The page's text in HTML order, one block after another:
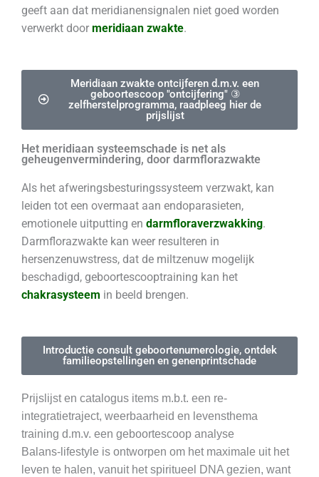
geeft aan dat meridianensignalen niet goed worden
verwerkt door meridiaan zwakte.
Meridiaan zwakte ontcijferen d.m.v. een
geboortescoop "ontcijfering" ③
zelfherstelprogramma, raadpleeg hier de
prijslijst
Het meridiaan systeemschade is net als
geheugenvermindering, door darmflorazwakte
Als het afweringsbesturingssysteem verzwakt, kan
leiden tot een overmaat aan endoparasieten,
emotionele uitputting en darmfloraverzwakking.
Darmflorazwakte kan weer resulteren in
hersenzenuwstress, dat de miltzenuw mogelijk
beschadigd, geboortescooptraining kan het
chakrasysteem in beeld brengen.
Introductie consult geboortenumerologie, ontdek
familieopstellingen en genenprintschade
Prijslijst en catalogus items m.b.t. een re-
integratietraject, weerbaarheid en levensthema
training d.m.v. een geboortescoop analyse
Balans-lifestyle is ontworpen om het maximale uit het
leven te halen, vanuit het spiritueel DNA gezien, want